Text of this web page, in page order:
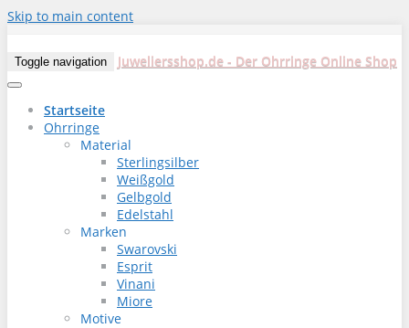
Skip to main content
Toggle navigation Juweliersshop.de - Der Ohrringe Online Shop
Startseite
Ohrringe
Material
Sterlingsilber
Weißgold
Gelbgold
Edelstahl
Marken
Swarovski
Esprit
Vinani
Miore
Motive